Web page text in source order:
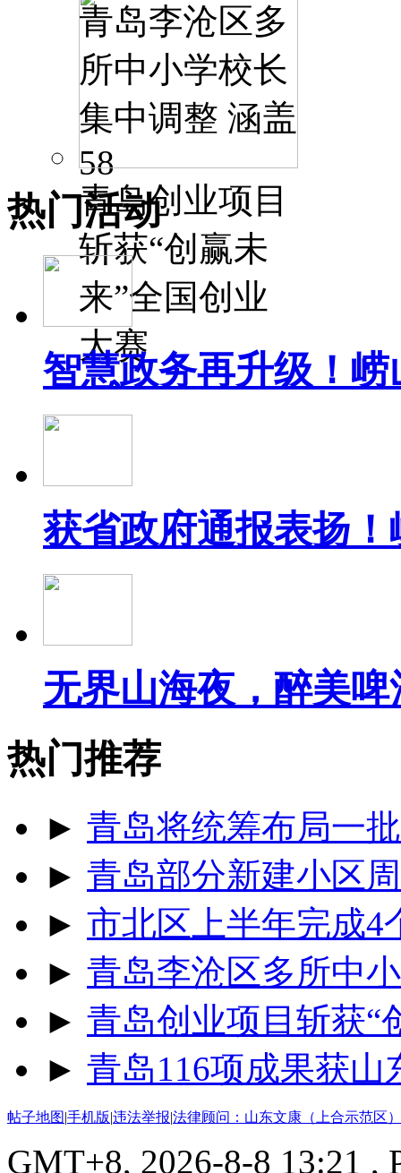
青岛李沧区多
所中小学校长
集中调整 涵盖
58
青岛创业项目
斩获“创赢未
来”全国创业
大赛
热门活动
智慧政务再升级！
获省政府通报表扬
无界山海夜，醉美
热门推荐
► 青岛将统筹布局一
► 青岛部分新建小区
► 市北区上半年完成4
► 青岛李沧区多所中
► 青岛创业项目斩获“
► 青岛116项成果获
帖子地图|手机版|违法举报|法律顾问：山东文康（上合示范区
GMT+8, 2026-8-8 13:21 ,